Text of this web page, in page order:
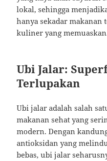
lokal, sehingga
hanya sekadar makanan
kuliner yang
Ubi Jalar:
Terlupakan
Ubi jalar adalah salah
makanan sehat yang
modern. Dengan
antioksidan yang
bebas, ubi jalar